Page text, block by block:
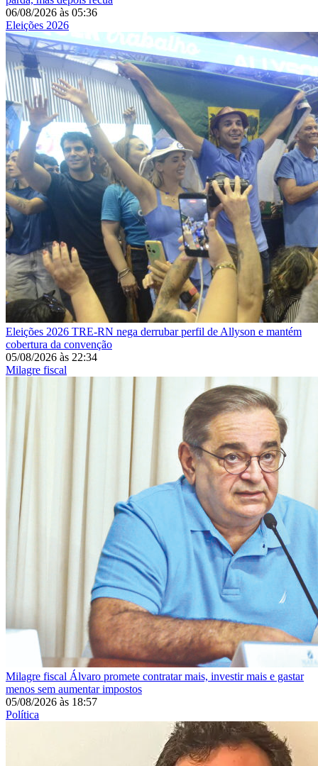
06/08/2026 às 05:36
Eleições 2026
Eleições 2026 TRE-RN nega derrubar perfil de Allyson e mantém
cobertura da convenção
05/08/2026 às 22:34
Milagre fiscal
Milagre fiscal Álvaro promete contratar mais, investir mais e gastar
menos sem aumentar impostos
05/08/2026 às 18:57
Política